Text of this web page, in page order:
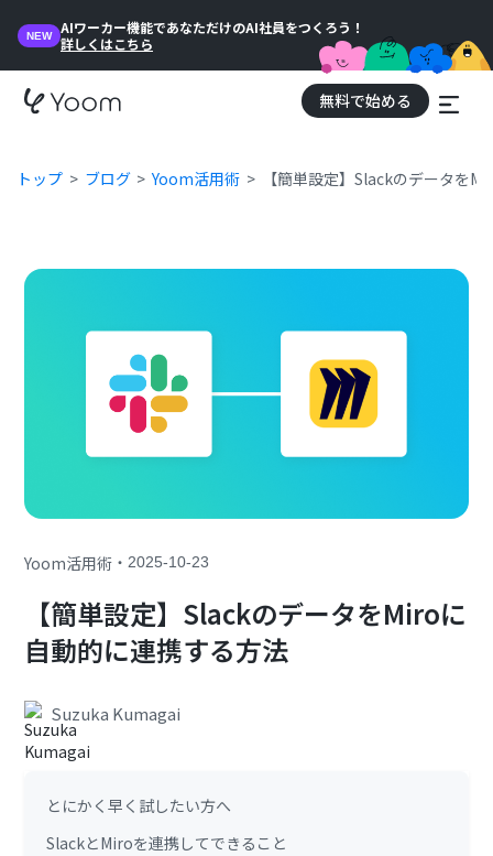
NEW
AIワーカー機能であなただけのAI社員をつくろう！
詳しくはこちら
無料で始める
トップ ブログ Yoom活用術 【簡単設定】Slackのデータを
Yoom活用術 ・2025-10-23
【簡単設定】SlackのデータをMiroに
自動的に連携する方法
Suzuka Kumagai
とにかく早く試したい方へ
SlackとMiroを連携してできること